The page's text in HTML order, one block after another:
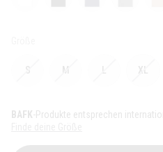
M XL
BAFK-Produkte entsprechen